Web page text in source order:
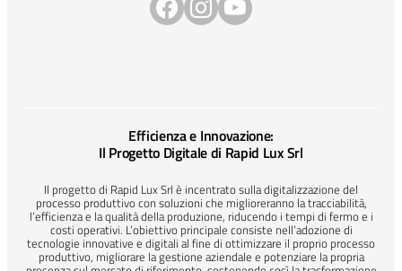
Efficienza e Innovazione:
Il Progetto Digitale di Rapid Lux Srl
Il progetto di Rapid Lux Srl è incentrato sulla digitalizzazione del
processo produttivo con soluzioni che miglioreranno la tracciabilità,
l’efficienza e la qualità della produzione, riducendo i tempi di fermo e i
costi operativi. L’obiettivo principale consiste nell’adozione di
tecnologie innovative e digitali al fine di ottimizzare il proprio processo
produttivo, migliorare la gestione aziendale e potenziare la propria